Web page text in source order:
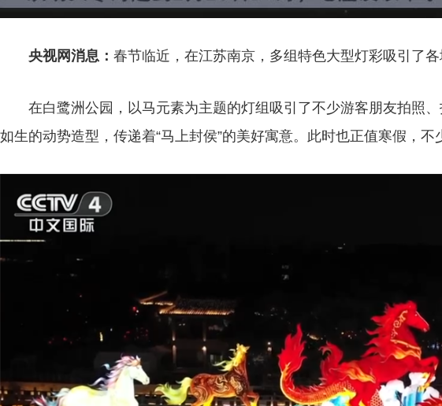
央视网消息： 春节临近，在江苏南京，多组特色大型灯彩吸引了各
在白鹭洲公园，以马元素为主题的灯组吸引了不少游客朋友拍照
如生的动势造型，传递着“马上封侯”的美好寓意。此时也正值寒假，不